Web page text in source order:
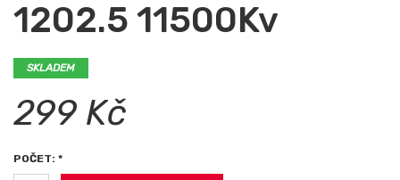
1202.5 11500Kv
SKLADEM
299 Kč
POČET: *